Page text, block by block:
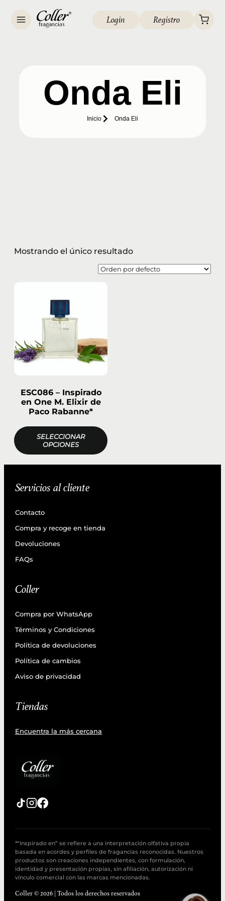
Login Registro
Onda Eli
Inicio Onda Eli
Mostrando el único resultado
ESC086 – Inspirado
en One M. Elixir de
Paco Rabanne*
SELECCIONAR
OPCIONES
Servicios al cliente
Contacto
Compra y recoge en tienda
Devoluciones
FAQs
Coller
Compra por WhatsApp
Términos y Condiciones
Política de devoluciones
Política de cambios
Aviso de privacidad
Tiendas
Encuentra la más cercana
*“Inspirado en” se refiere a una interpretación olfativa propia
basada en acordes y perfiles de fragancias reconocidas. Nuestros
productos son creaciones independientes, con formulación,
identidad y presentación propias, sin afiliación, autorización ni
vínculo comercial con las marcas mencionadas.
Coller © 2026 | Todos los derechos reservados